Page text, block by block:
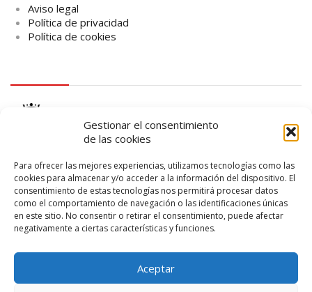
Gestionar el consentimiento
de las cookies
Para ofrecer las mejores experiencias, utilizamos tecnologías como las
cookies para almacenar y/o acceder a la información del dispositivo. El
consentimiento de estas tecnologías nos permitirá procesar datos
como el comportamiento de navegación o las identificaciones únicas
en este sitio. No consentir o retirar el consentimiento, puede afectar
negativamente a ciertas características y funciones.
Aceptar
Aviso legal
Política de privacidad
Política de cookies
logo SID